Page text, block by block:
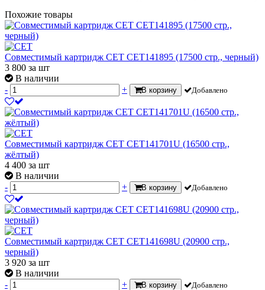
Похожие товары
Совместимый картридж CET CET141895 (17500 стр., черный)
3 800 за шт
В наличии
-
+ В корзину Добавлено
Совместимый картридж CET CET141701U (16500 стр.,
жёлтый)
4 400 за шт
В наличии
-
+ В корзину Добавлено
Совместимый картридж CET CET141698U (20900 стр.,
черный)
3 920 за шт
В наличии
-
+ В корзину Добавлено